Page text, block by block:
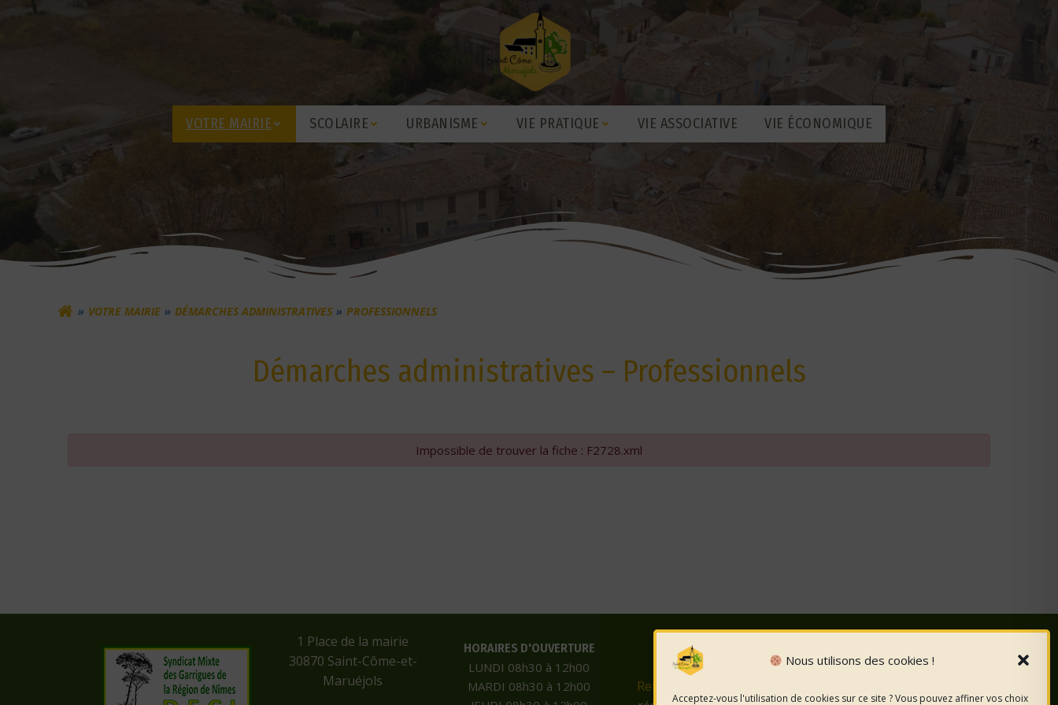
Nous utilisons des cookies !
Acceptez-vous l'utilisation de cookies sur ce site ? Vous pouvez affiner vos choix
VOTRE MAIRIE SCOLAIRE URBANISME VIE PRATIQUE VIE ASSOCIATIVE VIE ÉCONOMIQUE
VOTRE MAIRIE DÉMARCHES ADMINISTRATIVES PROFESSIONNELS
Démarches administratives – Professionnels
Impossible de trouver la fiche : F2728.xml
​1 Place de la mairie
​30870 Saint-Côme-et-
Maruéjols
HORAIRES D'OUVERTURE
LUNDI 08h30 à 12h00
MARDI 08h30 à 12h00
Retrouvez-nous